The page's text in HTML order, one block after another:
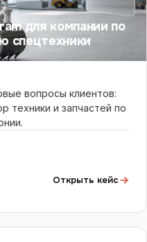
для компании по
спецтехники
вопросы клиентов:
техники и запчастей по
Открыть кейс